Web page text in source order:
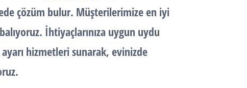
çözüm bulur. Müşterilerimize en iyi
İhtiyaçlarınıza uygun uydu
ayarı hizmetleri sunarak, evinizde